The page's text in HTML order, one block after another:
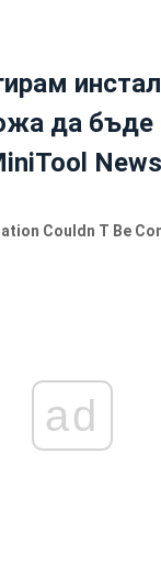
да
Couldn T Be
ad